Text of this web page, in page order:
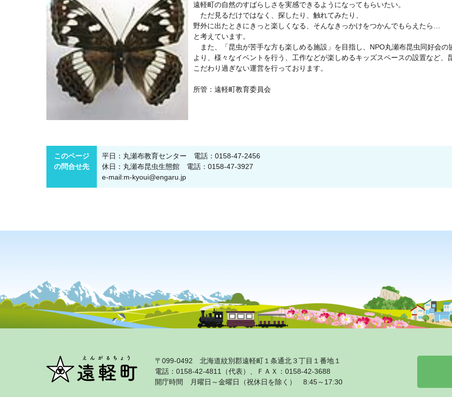
遠軽町の自然のすばらしさを実感できるようになってもらいたい。
ただ見るだけではなく、探したり、触れてみたり、
野外に出たときにきっと楽しくなる、そんなきっかけをつかんでもらえたら…
と考えています。
また、「昆虫が苦手な方も楽しめる施設」を目指し、NPO丸瀬布昆虫同好会の
より、様々なイベントを行う、工作などが楽しめるキッズスペースの設置など、
こだわり過ぎない運営を行っております。
所管：遠軽町教育委員会
このページ
の問合せ先
平日：丸瀬布教育センター 電話：0158-47-2456
休日：丸瀬布昆虫生態館 電話：0158-47-3927
e-mail:m-kyoui@engaru.jp
〒099‐0492 北海道紋別郡遠軽町１条通北３丁目１番地１
電話：0158‐42‐4811（代表）、ＦＡＸ：0158‐42‐3688
開庁時間 月曜日～金曜日（祝休日を除く） 8:45～17:30